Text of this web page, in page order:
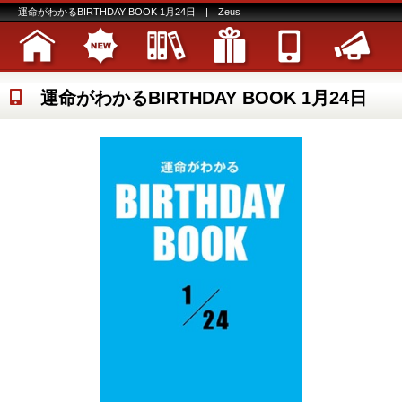
運命がわかるBIRTHDAY BOOK 1月24日 | Zeus
運命がわかるBIRTHDAY BOOK 1月24日